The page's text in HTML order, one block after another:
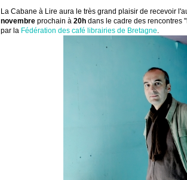
La Cabane à Lire aura le très grand plaisir de recevoir
novembre prochain à 20h dans le cadre des rencontres
par la Fédération des café librairies de Bretagne